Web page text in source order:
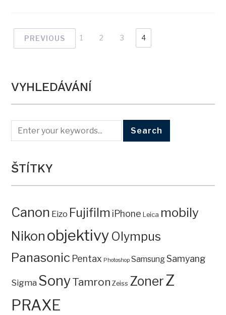
PREVIOUS 1 2 3 4
VYHLEDÁVÁNÍ
ŠTÍTKY
Canon Eizo Fujifilm iPhone Leica mobily
Nikon objektivy Olympus
Panasonic Pentax Photoshop SamsungSamyang
Sigma SonyTamron Zeiss ZonerZ
PRAXE